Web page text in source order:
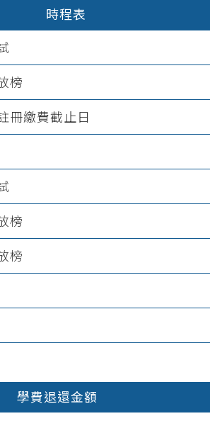
時程表
榜
冊繳費截止日
榜
榜
學費退還金額